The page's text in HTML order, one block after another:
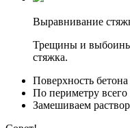
Выравнивание
Трещины и выбоины
стяжка.
Поверхность
По периметру
Замешиваем